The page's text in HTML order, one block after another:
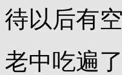
待以后有
老中吃遍